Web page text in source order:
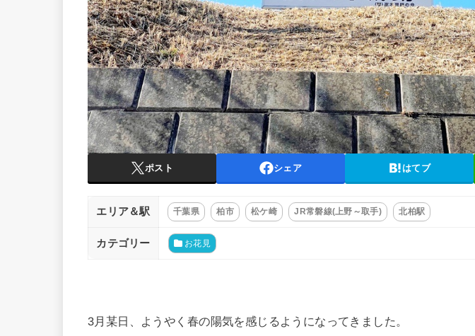
ポスト シェア はてブ
エリア＆駅 千葉県 柏市 松ケ崎 JR常磐線(上野～取手) 北柏駅
カテゴリー お花見
3月某日、ようやく春の陽気を感じるようになってきました。